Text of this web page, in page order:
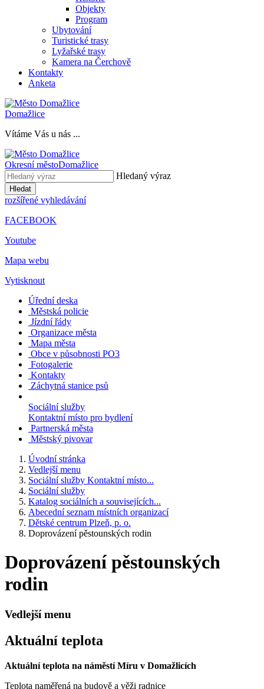
Objekty
Program
Ubytování
Turistické trasy
Lyžařské trasy
Kamera na Čerchově
Kontakty
Anketa
Domažlice
Vítáme Vás u nás ...
Okresní městoDomažlice
Hledaný výraz
Hledat
rozšířené vyhledávání
FACEBOOK
Youtube
Mapa webu
Vytisknout
Úřední deska
Městská policie
Jízdní řády
Organizace města
Mapa města
Obce v působnosti PO3
Fotogalerie
Kontakty
Záchytná stanice psů
Sociální služby
Kontaktní místo pro bydlení
Partnerská města
Městský pivovar
Úvodní stránka
Vedlejší menu
Sociální služby Kontaktní místo...
Sociální služby
Katalog sociálních a souvisejících...
Abecední seznam místních organizací
Dětské centrum Plzeň, p. o.
Doprovázení pěstounských rodin
Doprovázení pěstounských
rodin
Vedlejší menu
Aktuální teplota
Aktuální teplota na náměstí Míru v Domažlicích
Teplota naměřená na budově a věži radnice